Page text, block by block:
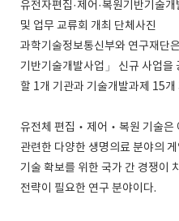
유전자편집·제어·복원기반기술
및 업무 교류회 개최 단체사진
과학기술정보통신부와 연구재단
기반기술개발사업」 신규 사업을
할 1개 기관과 기술개발과제 15개
유전체 편집‧제어‧복원 기술은
관련한 다양한 생명의료 분야의
기술 확보를 위한 국가 간 경쟁이
전략이 필요한 연구 분야이다.